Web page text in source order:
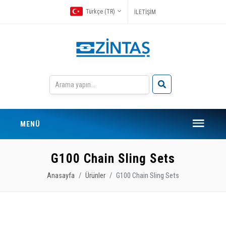
Türkçe (TR) İLETİŞİM
MENÜ
G100 Chain Sling Sets
Anasayfa Ürünler G100 Chain Sling Sets